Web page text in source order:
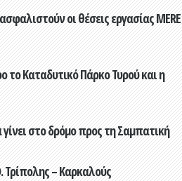
οι θέσεις εργασίας MERE
το Καταδυτικό Πάρκο Τυρού και η
στο δρόμο προς τη Σαμπατική
Τρίπολης – Καρκαλούς